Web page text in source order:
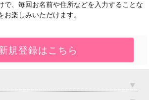
で、毎回お名前や住所などを入力することな
お楽しみいただけます。